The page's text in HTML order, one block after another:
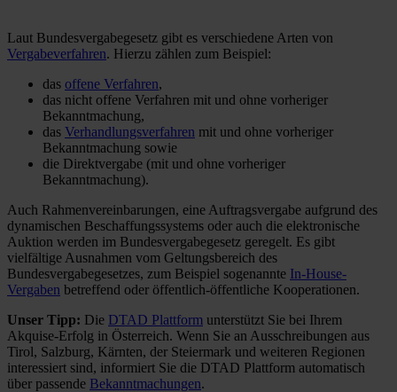
Laut Bundesvergabegesetz gibt es verschiedene Arten von
Vergabeverfahren. Hierzu zählen zum Beispiel:
das offene Verfahren,
das nicht offene Verfahren mit und ohne vorheriger
Bekanntmachung,
das Verhandlungsverfahren mit und ohne vorheriger
Bekanntmachung sowie
die Direktvergabe (mit und ohne vorheriger
Bekanntmachung).
Auch Rahmenvereinbarungen, eine Auftragsvergabe aufgrund des
dynamischen Beschaffungssystems oder auch die elektronische
Auktion werden im Bundesvergabegesetz geregelt. Es gibt
vielfältige Ausnahmen vom Geltungsbereich des
Bundesvergabegesetzes, zum Beispiel sogenannte In-House-
Vergaben betreffend oder öffentlich-öffentliche Kooperationen.
Unser Tipp: Die DTAD Plattform unterstützt Sie bei Ihrem
Akquise-Erfolg in Österreich. Wenn Sie an Ausschreibungen aus
Tirol, Salzburg, Kärnten, der Steiermark und weiteren Regionen
interessiert sind, informiert Sie die DTAD Plattform automatisch
über passende Bekanntmachungen.